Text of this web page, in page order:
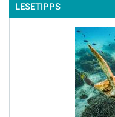
LESETIPPS